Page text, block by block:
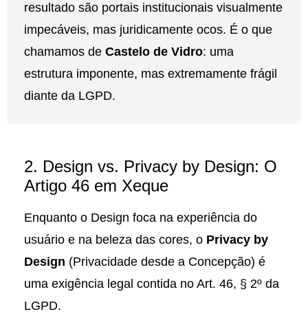
resultado são portais institucionais visualmente
impecáveis, mas juridicamente ocos. É o que
chamamos de Castelo de Vidro: uma
estrutura imponente, mas extremamente frágil
diante da LGPD.
2. Design vs. Privacy by Design: O
Artigo 46 em Xeque
Enquanto o Design foca na experiência do
usuário e na beleza das cores, o Privacy by
Design (Privacidade desde a Concepção) é
uma exigência legal contida no Art. 46, § 2º da
LGPD.